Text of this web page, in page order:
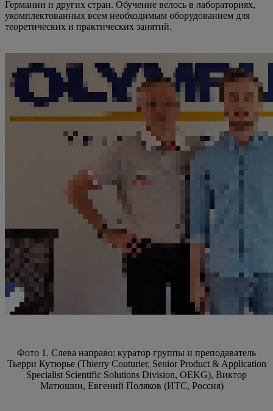
Германии и других стран. Обучение велось в лабораториях,
укомплектованных всем необходимым оборудованием для
теоретических и практических занятий.
Фото 1. Слева направо: куратор группы и преподаватель
Тьерри Кутюрье (Thierry Couturier, Senior Product & Application
Specialist Scientific Solutions Division, OEKG), Виктор
Матюшин, Евгений Поляков (ИТС, Россия)